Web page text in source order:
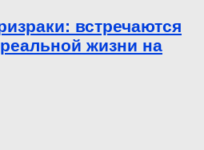
встречаются
жизни на